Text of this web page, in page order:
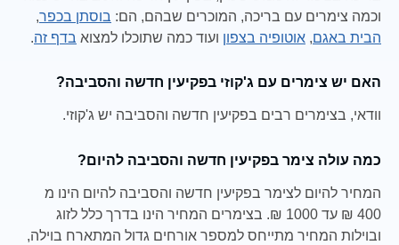
וכמה צימרים עם בריכה, המוכרים שבהם, הם: בוסתן בכפר,
הבית באגם, אוטופיה בצפון ועוד כמה שתוכלו למצוא בדף זה.
האם יש צימרים עם ג'קוזי בפקיעין חדשה והסביבה?
וודאי, בצימרים רבים בפקיעין חדשה והסביבה יש ג'קוזי.
כמה עולה צימר בפקיעין חדשה והסביבה להיום?
המחיר להיום לצימר בפקיעין חדשה והסביבה להיום הינו מ
400 ₪ עד 1000 ₪. בצימרים המחיר הינו בדרך כלל לזוג
ובוילות המחיר מתייחס למספר אורחים גדול המתארח בוילה,